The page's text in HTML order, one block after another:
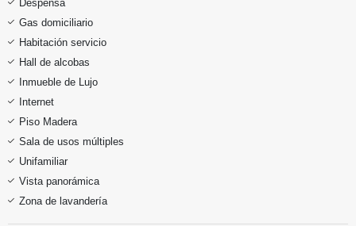
Despensa
Gas domiciliario
Habitación servicio
Hall de alcobas
Inmueble de Lujo
Internet
Piso Madera
Sala de usos múltiples
Unifamiliar
Vista panorámica
Zona de lavandería